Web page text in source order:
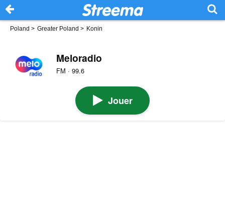
Poland > Greater Poland > Konin
Meloradio
FM · 99.6
Jouer